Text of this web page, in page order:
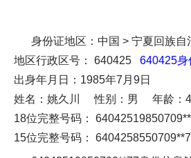
身份证地区：中国 > 宁夏回族自
地区行政区号：
640425640425身
出身年月日： 1985年7月9日
姓名：姚久川性别： 男年龄：
18位完整号码：
15位完整号码：
6404258550709**7